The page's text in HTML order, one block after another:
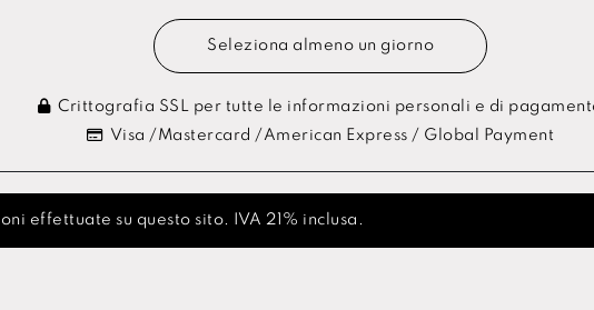
Seleziona almeno un giorno
Crittografia SSL per tutte le informazioni personali e di
Visa /Mastercard /American Express / Global Payment
effettuate su questo sito. IVA 21% inclusa.